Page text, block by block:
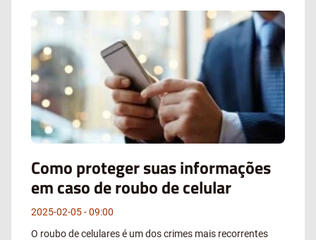
Como proteger suas informações
em caso de roubo de celular
2025-02-05
09:00
O roubo de celulares é um dos crimes mais recorrentes